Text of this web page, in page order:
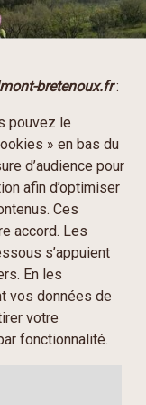
bretenoux.fr:
pouvez le
» en bas du
d’audience pour
afin d’optimiser
Ces
accord. Les
s’appuient
En les
vos données de
votre
fonctionnalité.